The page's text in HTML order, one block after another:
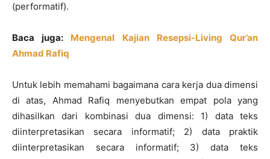
(performatif).
Baca juga: Mengenal Kajian Resepsi-Living Qur’an
Ahmad Rafiq
Untuk lebih memahami bagaimana cara kerja dua dimensi
di atas, Ahmad Rafiq menyebutkan empat pola yang
dihasilkan dari kombinasi dua dimensi: 1) data teks
diinterpretasikan secara informatif; 2) data praktik
diinterpretasikan secara informatif; 3) data teks